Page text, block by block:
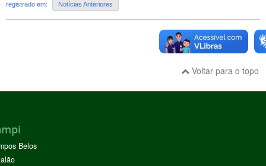
registrado em: Notícias Anteriores
Voltar para o topo
Belos